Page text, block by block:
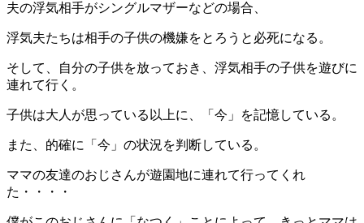
夫の浮気相手がシングルマザーなどの場合、
浮気夫たちは相手の子供の機嫌をとろうと必死になる。
そして、自分の子供を放っておき、浮気相手の子供を遊びに
連れて行く。
子供は大人が思っている以上に、「今」を記憶している。
また、的確に「今」の状況を判断している。
ママの友達のおじさんが遊園地に連れて行ってくれ
た・・・・